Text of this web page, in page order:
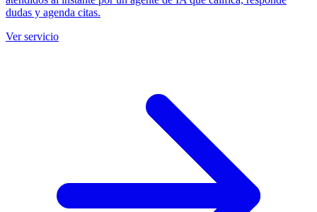
dudas y agenda citas.
Ver servicio